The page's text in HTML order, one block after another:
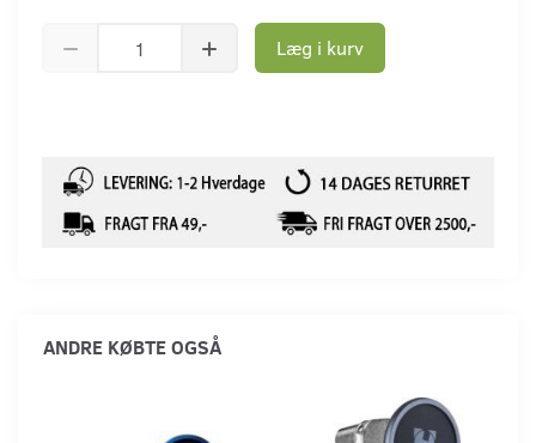
Læg i kurv
ANDRE KØBTE OGSÅ